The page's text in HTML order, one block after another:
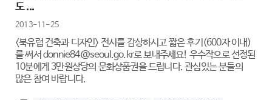
도 ...
2013-11-25
<북유럽 건축과 디자인> 전시를 감상하시고 짧은 후기(600자 이내)
를 써서 donnie84@seoul.go.kr로 보내주세요! 우수작으로 선정된
10분에게 3만원상당의 문화상품권을 드립니다. 관심있는 분들의
많은 참여 바랍니다.